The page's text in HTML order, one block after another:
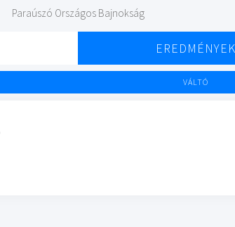
Paraúszó Országos Bajnokság
EREDMÉNYEK
VÁLTÓ